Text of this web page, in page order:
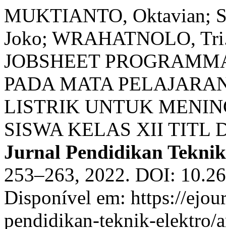
MUKTIANTO, Oktavian;
Joko; WRAHATNOLO,
JOBSHEET
PADA MATA
LISTRIK UNTUK
SISWA KELAS XII TITL
Jurnal Pendidikan
253–263, 2022. DOI:
Disponível em: https://
pendidikan-teknik-elektro/